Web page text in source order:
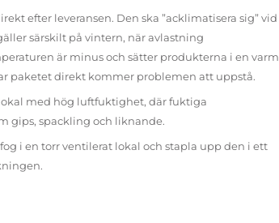
efter leveransen. Den ska ”acklimatisera sig” vid
särskilt på vintern, när avlastning
är minus och sätter produkterna i en varm
paketet direkt kommer problemen att uppstå.
med hög luftfuktighet, där fuktiga
gips, spackling och liknande.
i en torr ventilerat lokal och stapla upp den i ett